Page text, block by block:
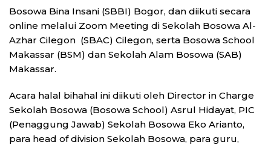
Bosowa Bina Insani (SBBI) Bogor, dan diikuti secara
online melalui Zoom Meeting di Sekolah Bosowa Al-
Azhar Cilegon (SBAC) Cilegon, serta Bosowa School
Makassar (BSM) dan Sekolah Alam Bosowa (SAB)
Makassar.
Acara halal bihahal ini diikuti oleh Director in Charge
Sekolah Bosowa (Bosowa School) Asrul Hidayat, PIC
(Penaggung Jawab) Sekolah Bosowa Eko Arianto,
para head of division Sekolah Bosowa, para guru,